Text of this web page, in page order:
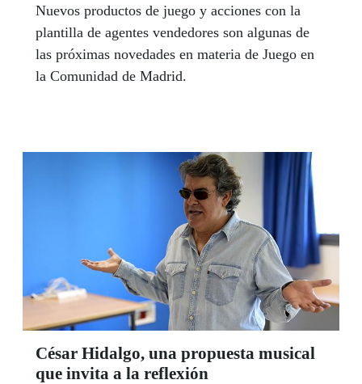
Nuevos productos de juego y acciones con la
plantilla de agentes vendedores son algunas de
las próximas novedades en materia de Juego en
la Comunidad de Madrid.
César Hidalgo, una propuesta musical
que invita a la reflexión